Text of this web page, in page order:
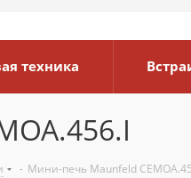
техника
- Мини-печь Maunfeld